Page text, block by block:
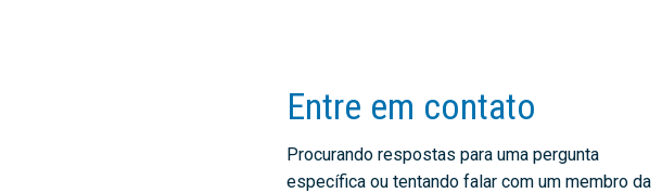
Entre em contato
Procurando respostas para uma pergunta
específica ou tentando falar com um membro da